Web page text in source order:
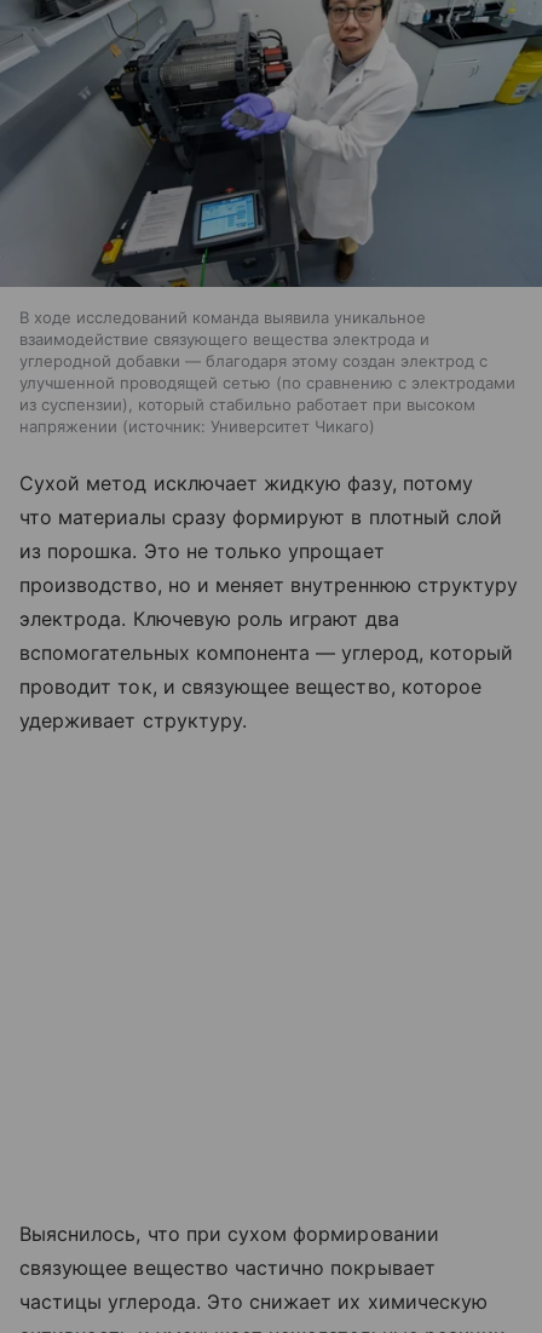
В ходе исследований команда выявила уникальное
взаимодействие связующего вещества электрода и
углеродной добавки — благодаря этому создан электрод с
улучшенной проводящей сетью (по сравнению с электродами
из суспензии), который стабильно работает при высоком
напряжении
источник: Университет Чикаго
Сухой метод исключает жидкую фазу, потому
что материалы сразу формируют в плотный слой
из порошка. Это не только упрощает
производство, но и меняет внутреннюю структуру
электрода. Ключевую роль играют два
вспомогательных компонента — углерод, который
проводит ток, и связующее вещество, которое
удерживает структуру.
Выяснилось, что при сухом формировании
связующее вещество частично покрывает
частицы углерода. Это снижает их химическую